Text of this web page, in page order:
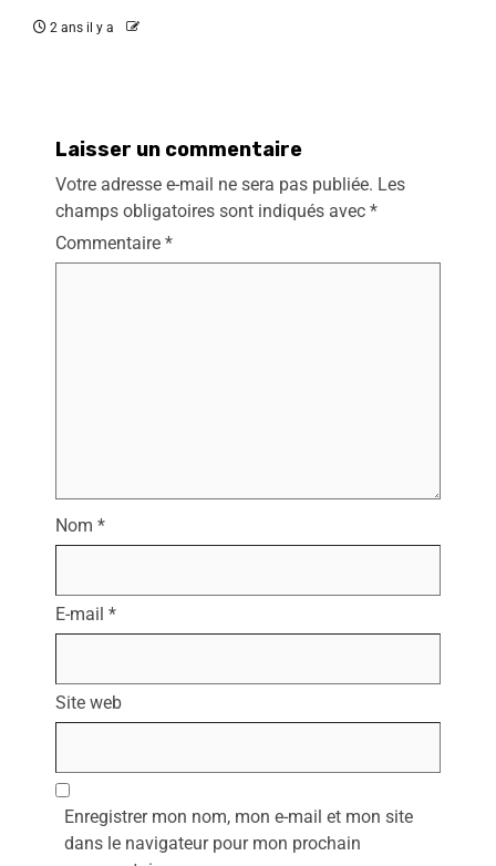
2 ans il y a
Laisser un commentaire
Votre adresse e-mail ne sera pas publiée. Les
champs obligatoires sont indiqués avec *
Commentaire *
Nom *
E-mail *
Site web
Enregistrer mon nom, mon e-mail et mon site
dans le navigateur pour mon prochain